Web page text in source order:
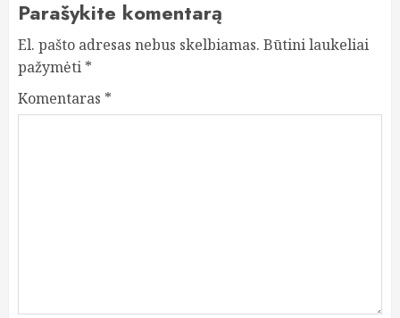
Parašykite komentarą
El. pašto adresas nebus skelbiamas. Būtini laukeliai
pažymėti *
Komentaras *